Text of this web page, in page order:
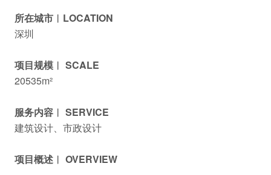
所在城市︱LOCATION
深圳
项目规模︱ SCALE
20535m²
服务内容︱ SERVICE
建筑设计、市政设计
项目概述︱ OVERVIEW